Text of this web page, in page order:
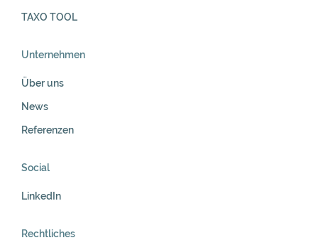
TAXO TOOL
Unternehmen
Über uns
News
Referenzen
Social
LinkedIn
Rechtliches